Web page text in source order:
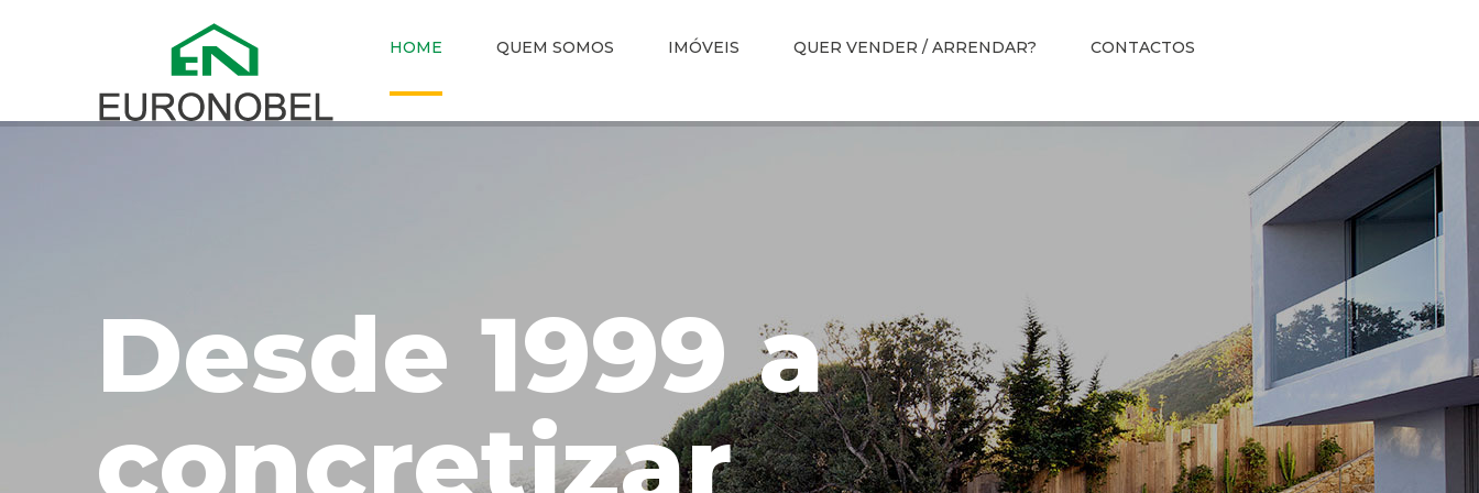
HOME QUEM SOMOS IMÓVEIS QUER VENDER / ARRENDAR? CONTACTOS
Desde 1999 a
concretizar